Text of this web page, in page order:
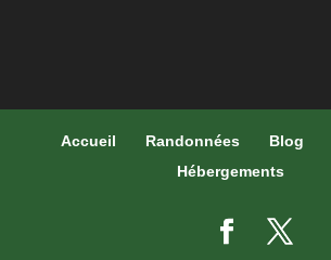
Accueil Randonnées Blog
Hébergements